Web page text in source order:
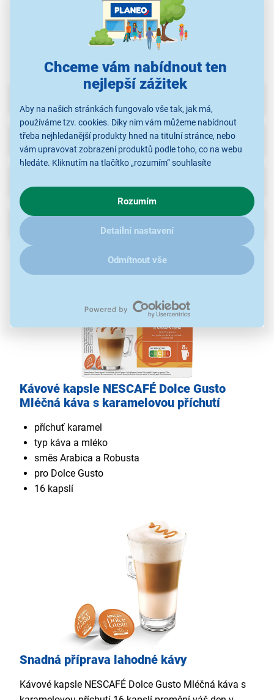
Chceme vám nabídnout ten
nejlepší zážitek
Aby na našich stránkách fungovalo vše tak, jak má,
používáme tzv. cookies. Díky nim vám můžeme nabídnout
třeba nejhledanější produkty hned na titulní stránce, nebo
vám upravovat zobrazení produktů podle toho, co na webu
hledáte. Kliknutím na tlačítko „rozumím“ souhlasíte
chování na webu pro zobrazení cílených reklam. Pokud vás
zajímají detaily, jak u nás s cookies a dalšími údaji pracujeme,
kliknětesem.
Rozumím
Detailní nastavení
Odmítnout vše
Káva a kapsle ke
kávovarům
Kávové kapsle NESCAFÉ Dolce Gusto
Mléčná káva s karamelovou příchutí
příchuť karamel
typ káva a mléko
směs Arabica a Robusta
pro Dolce Gusto
16 kapslí
Snadná příprava lahodné kávy
Kávové kapsle NESCAFÉ Dolce Gusto Mléčná káva s
Recenze (8)